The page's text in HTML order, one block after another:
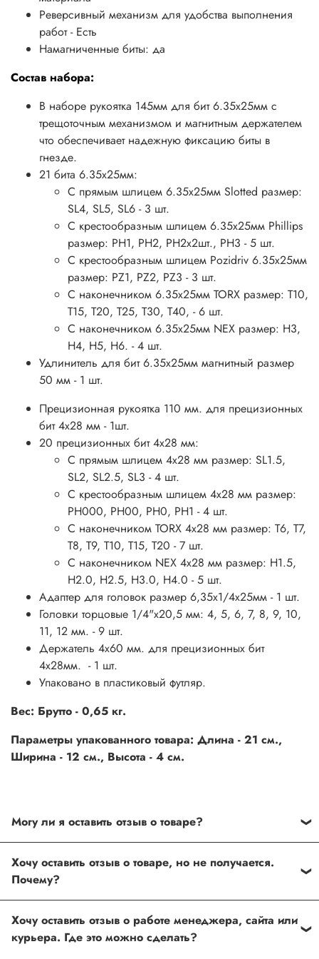
Реверсивный механизм для удобства выполнения
работ - Есть
Намагниченные биты: да
Состав набора:
В наборе рукоятка 145мм для бит 6.35х25мм с
трещоточным механизмом и магнитным держателем
что обеспечивает надежную фиксацию биты в
гнезде.
21 бита 6.35х25мм:
С прямым шлицем 6.35х25мм Slotted размер:
SL4, SL5, SL6 - 3 шт.
С крестообразным шлицем 6.35х25мм Phillips
размер: PH1, PH2, PH2х2шт., PH3 - 5 шт.
С крестообразным шлицем Pozidriv 6.35х25мм
размер: PZ1, PZ2, PZ3 - 3 шт.
С наконечником 6.35х25мм TORX размер: T10,
T15, T20, T25, T30, T40, - 6 шт.
С наконечником 6.35х25мм NEX размер: H3,
H4, H5, H6. - 4 шт.
Удлинитель для бит 6.35х25мм магнитный размер
50 мм - 1 шт.
Прецизионная рукоятка 110 мм. для прецизионных
бит 4х28 мм - 1шт.
20 прецизионных бит 4х28 мм:
С прямым шлицем 4х28 мм размер: SL1.5,
SL2, SL2.5, SL3 - 4 шт.
С крестообразным шлицем 4х28 мм размер:
PH000, PH00, PH0, PH1 - 4 шт.
С наконечником TORX 4х28 мм размер: T6, T7,
T8, T9, T10, T15, T20 - 7 шт.
С наконечником NEX 4х28 мм размер: H1.5,
H2.0, H2.5, H3.0, H4.0 - 5 шт.
Адаптер для головок размер 6,35х1/4х25мм - 1 шт.
Головки торцовые 1/4"х20,5 мм: 4, 5, 6, 7, 8, 9, 10,
11, 12 мм. - 9 шт.
Держатель 4х60 мм. для прецизионных бит
4х28мм. - 1 шт.
Упаковано в пластиковый футляр.
Вес: Брутто - 0,65 кг.
Параметры упакованного товара: Длина - 21 см.,
Ширина - 12 см., Высота - 4 см.
специальное поле, где Вы можете оставить свой отзыв.
Также Вы можете присвоить товару от одной до пяти
звёзд. Все отзывы о товарах проходят модерацию.
Хочу оставить отзыв о товаре, но не получается.
полей. Если поля заполнены корректно, то свяжитесь с
нами по телефону +7 (812) 565-32-05;
Хочу оставить отзыв о работе менеджера, сайта или